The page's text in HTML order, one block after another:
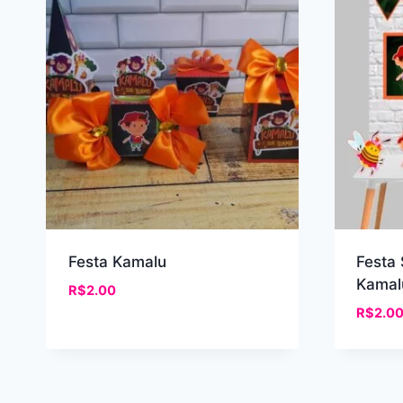
recente
Festa Kamalu
R$2.00
Festa
R$2.00